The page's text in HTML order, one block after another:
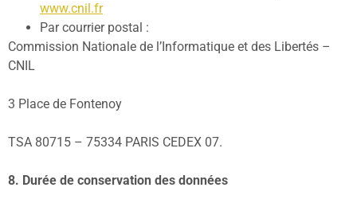
www.cnil.fr
Par courrier postal :
Commission Nationale de l’Informatique et des Libertés –
CNIL
3 Place de Fontenoy
TSA 80715 – 75334 PARIS CEDEX 07.
8. Durée de conservation des données